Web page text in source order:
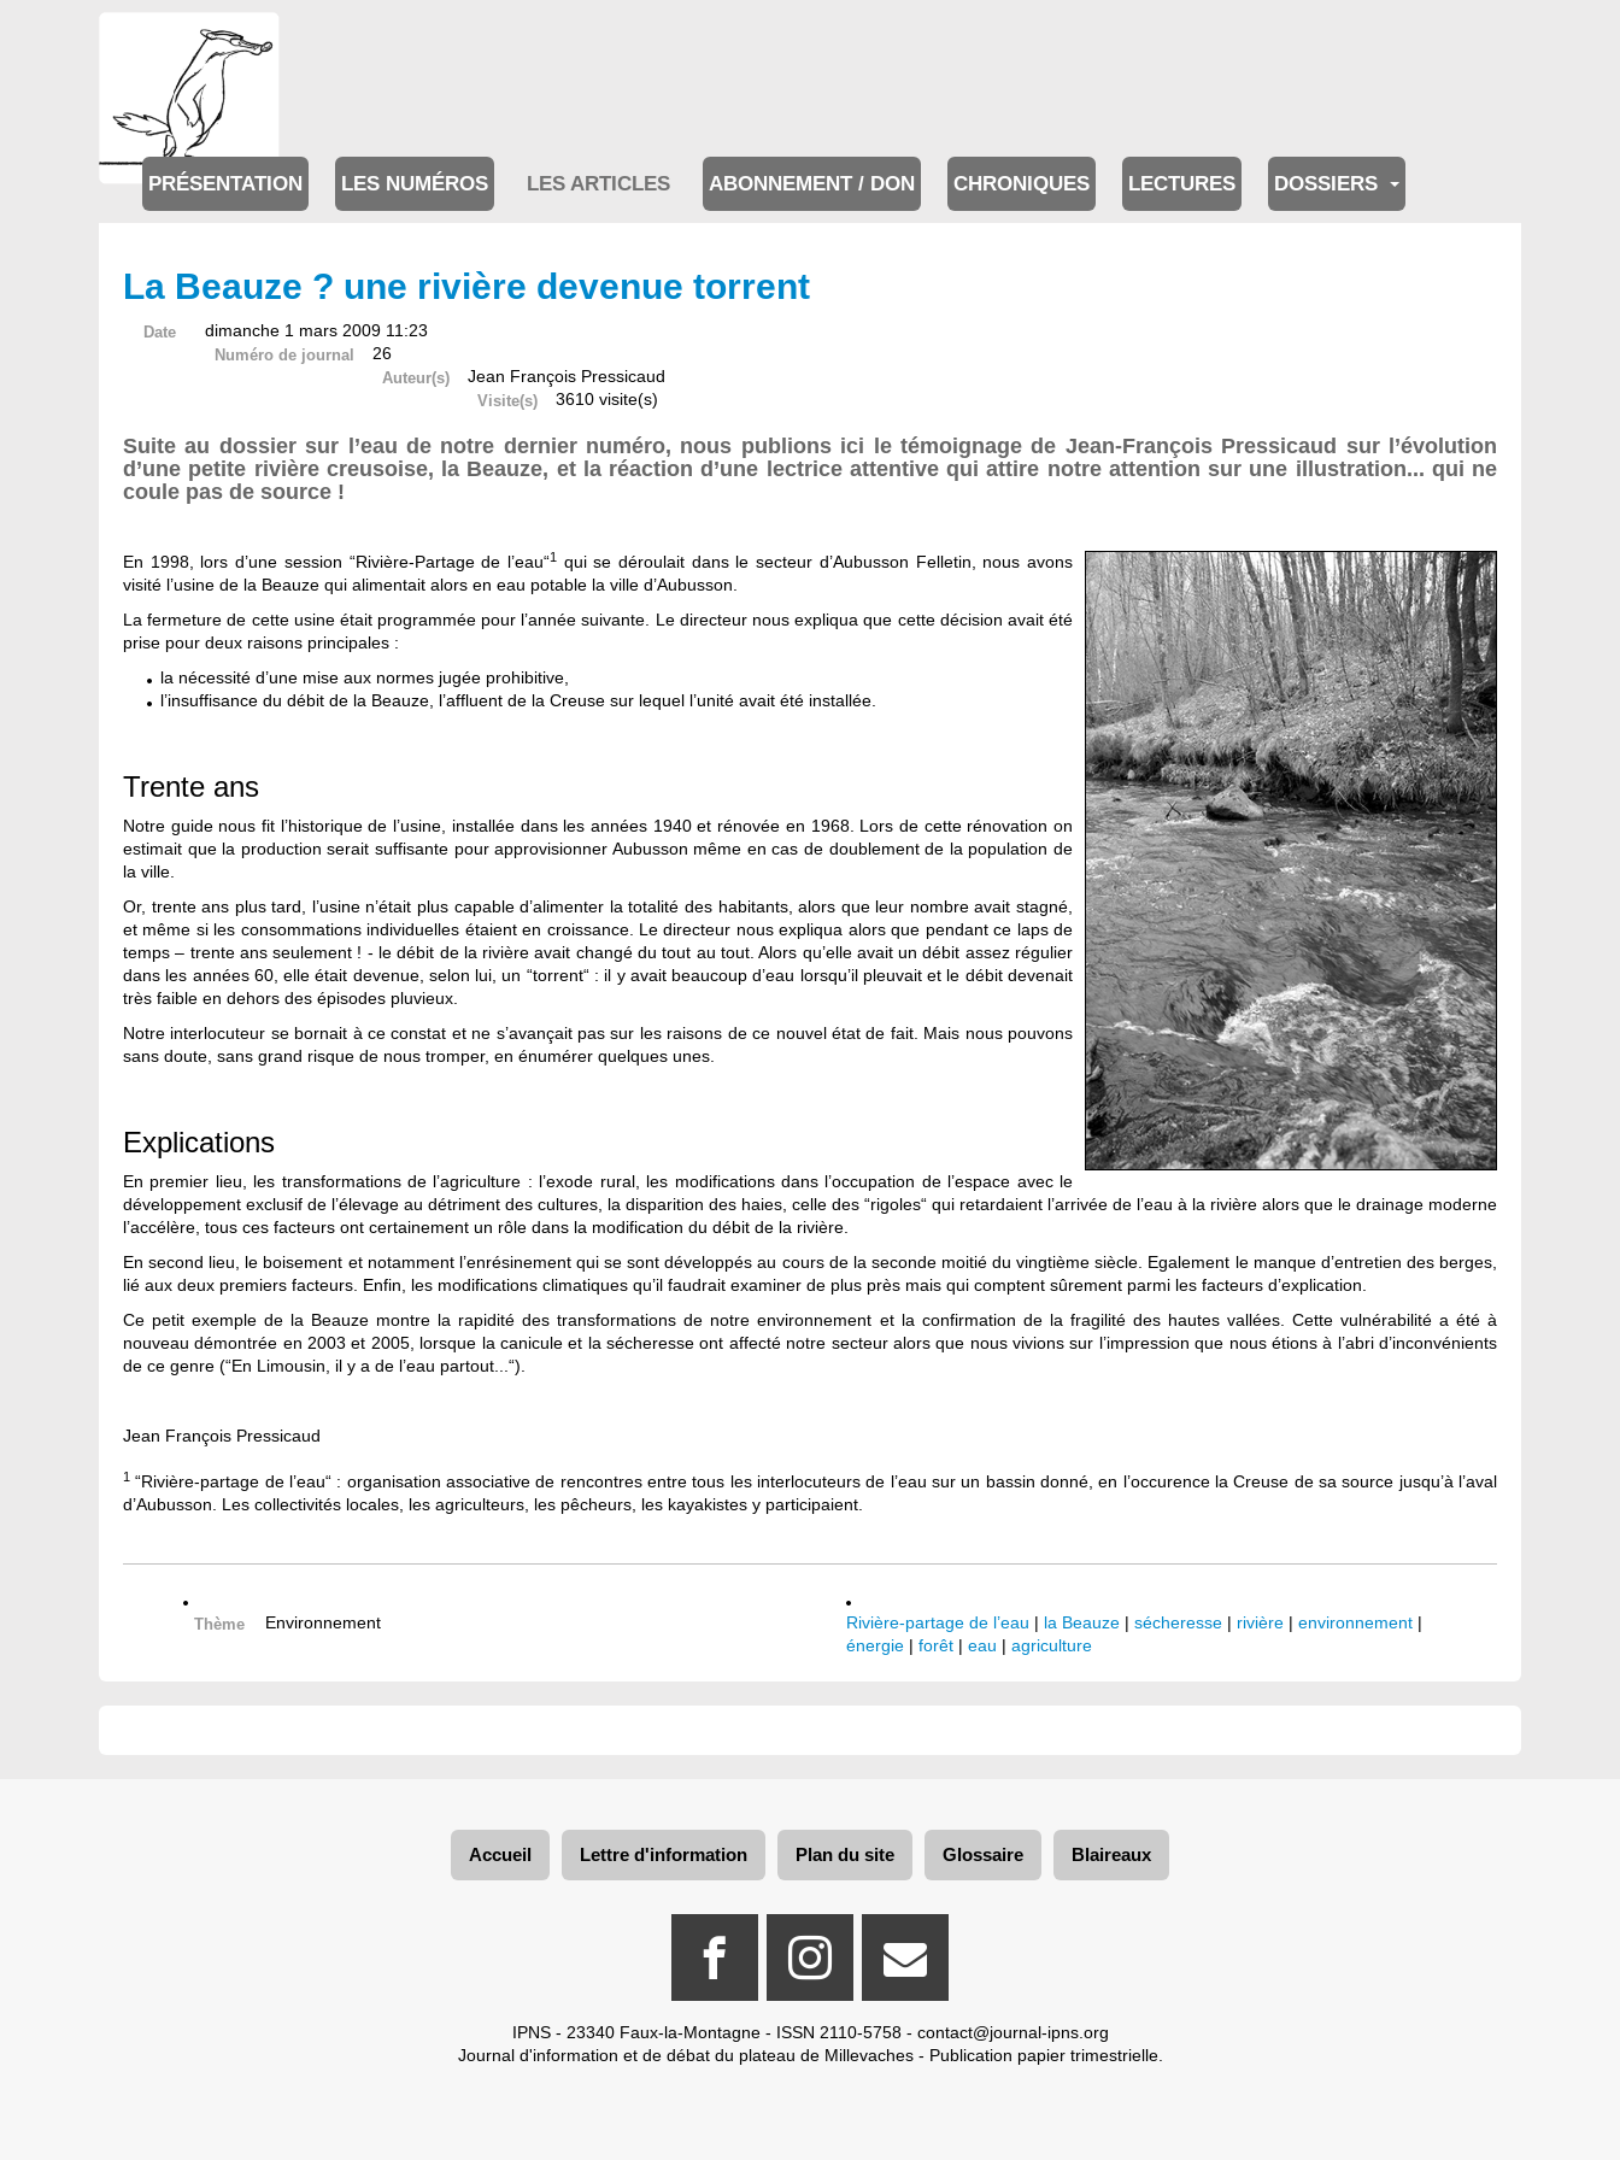
PRÉSENTATION LES NUMÉROS LES ARTICLES ABONNEMENT / DON CHRONIQUES LECTURES DOSSIERS
La Beauze ? une rivière devenue torrent
Date dimanche 1 mars 2009 11:23
Numéro de journal 26
Auteur(s) Jean François Pressicaud
Visite(s) 3610 visite(s)
Suite au dossier sur l’eau de notre dernier numéro, nous publions ici le témoignage de Jean-François Pressicaud sur l’évolution
d’une petite rivière creusoise, la Beauze, et la réaction d’une lectrice attentive qui attire notre attention sur une illustration... qui ne
coule pas de source !
En 1998, lors d’une session “Rivière-Partage de l’eau“1qui se déroulait dans le secteur d’Aubusson Felletin, nous avons
visité l’usine de la Beauze qui alimentait alors en eau potable la ville d’Aubusson.
La fermeture de cette usine était programmée pour l’année suivante. Le directeur nous expliqua que cette décision avait été
prise pour deux raisons principales :
la nécessité d’une mise aux normes jugée prohibitive,
l’insuffisance du débit de la Beauze, l’affluent de la Creuse sur lequel l’unité avait été installée.
Trente ans
Notre guide nous fit l’historique de l’usine, installée dans les années 1940 et rénovée en 1968. Lors de cette rénovation on
estimait que la production serait suffisante pour approvisionner Aubusson même en cas de doublement de la population de
la ville.
Or, trente ans plus tard, l’usine n’était plus capable d’alimenter la totalité des habitants, alors que leur nombre avait stagné,
et même si les consommations individuelles étaient en croissance. Le directeur nous expliqua alors que pendant ce laps de
temps – trente ans seulement ! - le débit de la rivière avait changé du tout au tout. Alors qu’elle avait un débit assez régulier
dans les années 60, elle était devenue, selon lui, un “torrent“ : il y avait beaucoup d’eau lorsqu’il pleuvait et le débit devenait
très faible en dehors des épisodes pluvieux.
Notre interlocuteur se bornait à ce constat et ne s’avançait pas sur les raisons de ce nouvel état de fait. Mais nous pouvons
sans doute, sans grand risque de nous tromper, en énumérer quelques unes.
Explications
En premier lieu, les transformations de l’agriculture : l’exode rural, les modifications dans l’occupation de l’espace avec le
développement exclusif de l’élevage au détriment des cultures, la disparition des haies, celle des “rigoles“ qui retardaient l’arrivée de l’eau à la rivière alors que le drainage moderne
l’accélère, tous ces facteurs ont certainement un rôle dans la modification du débit de la rivière.
En second lieu, le boisement et notamment l’enrésinement qui se sont développés au cours de la seconde moitié du vingtième siècle. Egalement le manque d’entretien des berges,
lié aux deux premiers facteurs. Enfin, les modifications climatiques qu’il faudrait examiner de plus près mais qui comptent sûrement parmi les facteurs d’explication.
Ce petit exemple de la Beauze montre la rapidité des transformations de notre environnement et la confirmation de la fragilité des hautes vallées. Cette vulnérabilité a été à
nouveau démontrée en 2003 et 2005, lorsque la canicule et la sécheresse ont affecté notre secteur alors que nous vivions sur l’impression que nous étions à l’abri d’inconvénients
de ce genre (“En Limousin, il y a de l’eau partout...“).
Jean François Pressicaud
1 “Rivière-partage de l’eau“ : organisation associative de rencontres entre tous les interlocuteurs de l’eau sur un bassin donné, en l’occurence la Creuse de sa source jusqu’à l’aval
d’Aubusson. Les collectivités locales, les agriculteurs, les pêcheurs, les kayakistes y participaient.
Thème Environnement Rivière-partage de l’eau | la Beauze | sécheresse | rivière | environnement |
énergie | forêt | eau | agriculture
Accueil Lettre d'information Plan du site Glossaire Blaireaux
IPNS - 23340 Faux-la-Montagne - ISSN 2110-5758 - contact@journal-ipns.org
Journal d'information et de débat du plateau de Millevaches - Publication papier trimestrielle.